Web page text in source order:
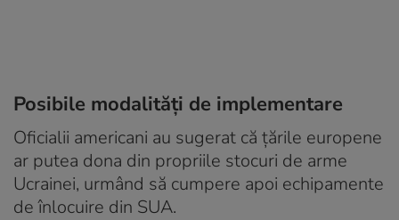
Posibile modalități de implementare
Oficialii americani au sugerat că țările europene
ar putea dona din propriile stocuri de arme
Ucrainei, urmând să cumpere apoi echipamente
de înlocuire din SUA.